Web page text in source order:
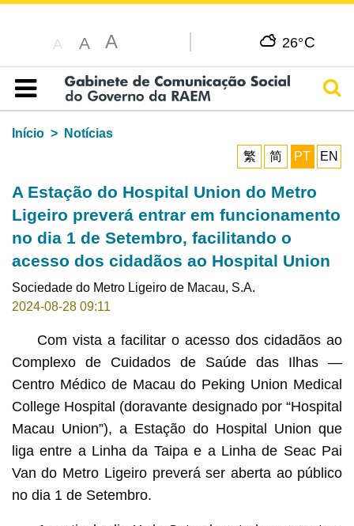
A A A 26°C
Índice
Início
Notícias
繁
简 PT EN
A Estação do Hospital Union do Metro
Ligeiro preverá entrar em funcionamento
no dia 1 de Setembro, facilitando o
acesso dos cidadãos ao Hospital Union
Sociedade do Metro Ligeiro de Macau, S.A.
2024-08-28 09:11
Com vista a facilitar o acesso dos cidadãos ao
Complexo de Cuidados de Saúde das Ilhas —
Centro Médico de Macau do Peking Union Medical
College Hospital (doravante designado por “Hospital
Macau Union”), a Estação do Hospital Union que
liga entre a Linha da Taipa e a Linha de Seac Pai
Van do Metro Ligeiro preverá ser aberta ao público
no dia 1 de Setembro.